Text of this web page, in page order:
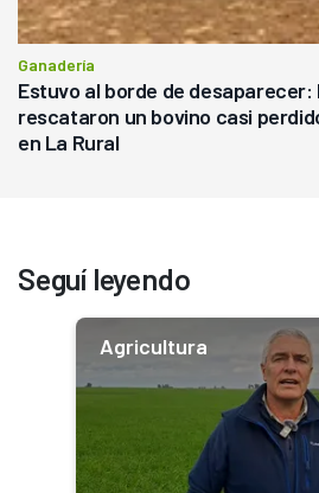
Ganadería
Estuvo al borde de desaparecer:
rescataron un bovino casi
en La Rural
Seguí leyendo
Agricultura